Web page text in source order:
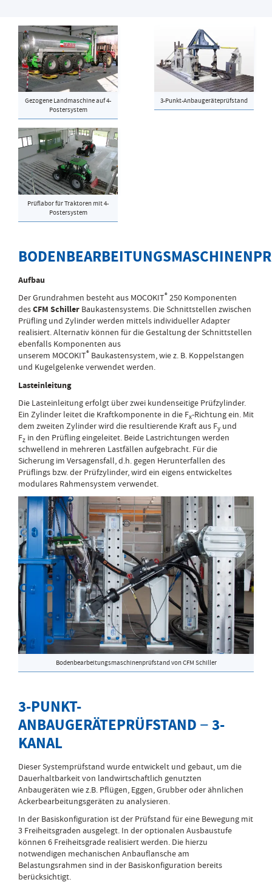
Gezogene Landmaschine auf 4-
Postersystem
3-Punkt-Anbaugeräteprüfstand
Prüflabor für Traktoren mit 4-
Postersystem
Aufbau
Der Grundrahmen besteht aus MOCOKIT® 250 Komponenten
desCFM Schiller Baukastensystems. Die Schnittstellen zwischen
Prüfling und Zylinder werden mittels individueller Adapter
realisiert. Alternativ können für die Gestaltung der Schnittstellen
ebenfalls Komponenten aus
unserem MOCOKIT® Baukastensystem, wie z. B. Koppelstangen
und Kugelgelenke verwendet werden.
Lasteinleitung
Die Lasteinleitung erfolgt über zwei kundenseitige Prüfzylinder.
Ein Zylinder leitet die Kraftkomponente in die Fx-Richtung ein. Mit
dem zweiten Zylinder wird die resultierende Kraft aus Fy und
Fz in den Prüfling eingeleitet. Beide Lastrichtungen werden
schwellend in mehreren Lastfällen aufgebracht. Für die
Sicherung im Versagensfall, d.h. gegen Herunterfallen des
Prüflings bzw. der Prüfzylinder, wird ein eigens entwickeltes
modulares Rahmensystem verwendet.
Bodenbearbeitungsmaschinenprüfstand von CFM Schiller
3-PUNKT-
ANBAUGERÄTEPRÜFSTAND − 3-
KANAL
Dieser Systemprüfstand wurde entwickelt und gebaut, um die
Dauerhaltbarkeit von landwirtschaftlich genutzten
Anbaugeräten wie z.B. Pflügen, Eggen, Grubber oder ähnlichen
Ackerbearbeitungsgeräten zu analysieren.
In der Basiskonfiguration ist der Prüfstand für eine Bewegung mit
3 Freiheitsgraden ausgelegt. In der optionalen Ausbaustufe
können 6 Freiheitsgrade realisiert werden. Die hierzu
notwendigen mechanischen Anbauflansche am
Belastungsrahmen sind in der Basiskonfiguration bereits
berücksichtigt.